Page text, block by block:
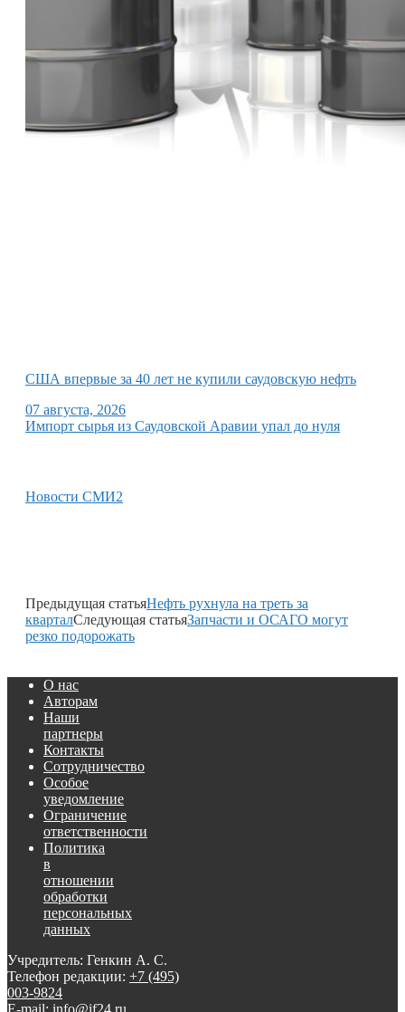
США впервые за 40 лет не купили саудовскую нефть
07 августа, 2026
Импорт сырья из Саудовской Аравии упал до нуля
Новости СМИ2
Предыдущая статьяНефть рухнула на треть за
кварталСледующая статьяЗапчасти и ОСАГО могут
резко подорожать
О нас
Авторам
Наши
партнеры
Контакты
Сотрудничество
Особое
уведомление
Ограничение
ответственности
Политика
в
отношении
обработки
персональных
данных
Учредитель: Генкин А. С.
Телефон редакции: +7 (495)
003-9824
E-mail: info@if24.ru